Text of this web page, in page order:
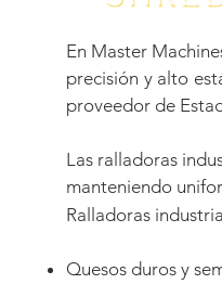
En Master
precisión y alto
proveedor de
Las ralladoras
manteniendo
Ralladoras
Quesos duros y